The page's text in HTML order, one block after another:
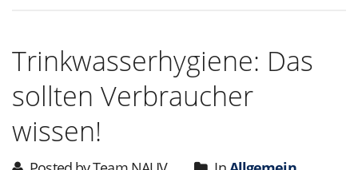
Trinkwasserhygiene: Das
sollten Verbraucher
wissen!